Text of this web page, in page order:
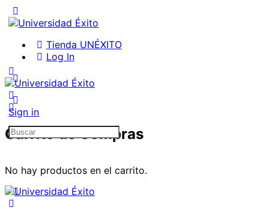
Tienda UNÉXITO
Log In
Sign in
Carrito de Compras
No hay productos en el carrito.
Search
for: